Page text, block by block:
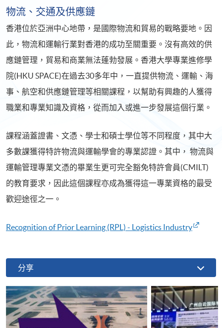
物流、交通及供應鏈
香港位於亞洲中心地帶，是國際物流和貿易的戰略要地。因
此，物流和運輸行業對香港的成功至關重要。沒有高效的供
應鏈管理，貿易和商業無法蓬勃發展。香港大學專業進修學
院(HKU SPACE)在過去30多年中，一直提供物流、運輸、海
事、航空和供應鏈管理等相關課程，以幫助有興趣的人獲得
職業和專業知識及資格，從而加入或進一步發展這個行業。
課程涵蓋證書、文憑、學士和碩士學位等不同程度，其中大
多數課獲得特許物流與運輸學會的專業認證。其中， 物流與
運輸管理專業文憑的畢業生更可完全豁免特許會員(CMILT)
的教育要求，因此這個課程亦成為獲得這一專業資格的最受
歡迎途徑之一。
Recognition of Prior Learning (RPL) - Logistics Industry
分享